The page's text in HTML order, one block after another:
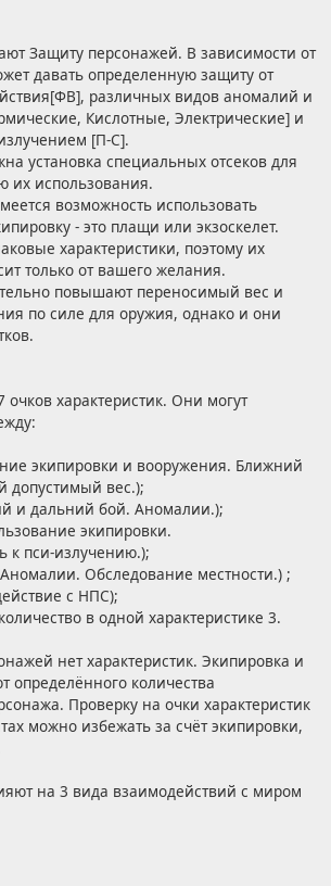
Защиту персонажей. В зависимости от
давать определенную защиту от
различных видов аномалий и
Кислотные, Электрические] и
[П-С].
установка специальных отсеков для
их использования.
возможность использовать
- это плащи или экзоскелет.
характеристики, поэтому их
только от вашего желания.
повышают переносимый вес и
по силе для оружия, однако и они
характеристик. Они могут
экипировки и вооружения. Ближний
вес.);
и дальний бой. Аномалии.);
экипировки.
к пси-излучению.);
Обследование местности.) ;
с НПС);
в одной характеристике 3.
нет характеристик. Экипировка и
определённого количества
Проверку на очки характеристик
можно избежать за счёт экипировки,
на 3 вида взаимодействий с миром